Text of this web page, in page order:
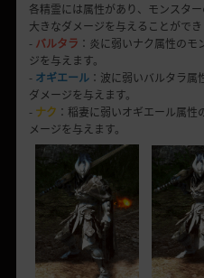
各精霊には属性があり、モンスタ
大きなダメージを与えることができ
- バルタラ ：炎に弱いナク属性の
ジを与えます。
- オギエール：波に弱いバルタラ属
ダメージを与えます。
- ナク ：稲妻に弱いオギエール属
メージを与えます。